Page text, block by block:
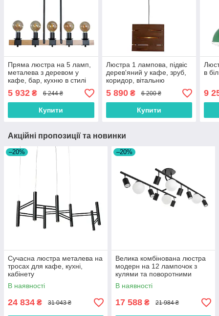
Пряма люстра на 5 ламп,
металева з деревом у
кафе, бар, кухню в стилі
лофт
5 932 ₴ 6 244 ₴
Купити
Люстра 1 лампова, підвіс
дерев'яний у кафе, зруб,
коридор, вітальню
5 890₴ 6 200 ₴
Купити
в
9
Акційні пропозиції та новинки
–20%
Сучасна люстра металева на
тросах для кафе, кухні,
кабінету
В наявності
24 834 ₴ 31 043 ₴
–20%
Велика комбінована люстра
модерн на 12 лампочок з
кулями та поворотними
тубусами
В наявності
17 588 ₴ 21 984 ₴